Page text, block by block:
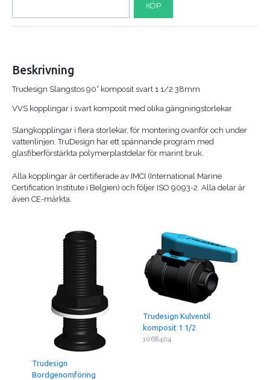
KÖP
Beskrivning
Trudesign Slangstos 90° komposit svart 1 1/2 38mm
VVS kopplingar i svart komposit med olika gängningstorlekar
Slangkopplingar i flera storlekar, för montering ovanför och under
vattenlinjen. TruDesign har ett spännande program med
glasfiberförstärkta polymerplastdelar för marint bruk.
Alla kopplingar är certifierade av IMCI (International Marine
Certification Institute i Belgien) och följer ISO 9093-2. Alla delar är
även CE-märkta.
Trudesign
Bordgenomföring
Trudesign Kulventil
komposit 1 1/2
1068404